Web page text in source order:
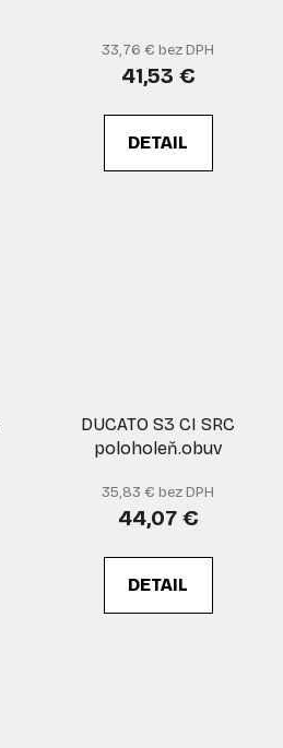
33,76 € bez DPH
41,53 €
DETAIL
DUCATO S3 CI SRC
poloholeň.obuv
35,83 € bez DPH
44,07 €
DETAIL